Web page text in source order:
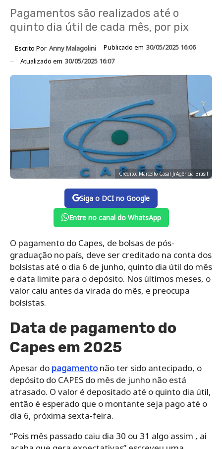
Pagamentos são realizados até o
quinto dia útil de cada mês, por pix
Escrito Por Anny Malagolini Publicado em 30/05/2025 16:06
Atualizado em 30/05/2025 16:07
Crédito: Marcello Casal JrAgência Brasil
Siga o DCI no Google
Entre no canal do WhatsApp
O pagamento do Capes, de bolsas de pós-
graduação no país, deve ser creditado na conta dos
bolsistas até o dia 6 de junho, quinto dia útil do mês
e data limite para o depósito. Nos últimos meses, o
valor caiu antes da virada do mês, e preocupa
bolsistas.
Data de pagamento do
Capes em 2025
Apesar do pagamentonão ter sido antecipado, o
depósito do CAPES do mês de junho não está
atrasado. O valor é depositado até o quinto dia útil,
então é esperado que o montante seja pago até o
dia 6, próxima sexta-feira.
“Pois mês passado caiu dia 30 ou 31 algo assim , ai